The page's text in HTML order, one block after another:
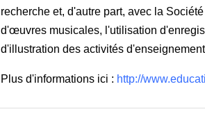
recherche et, d'autre part, avec la
d'œuvres musicales, l'utilisation
d'illustration des activités
Plus d'informations ici : http://